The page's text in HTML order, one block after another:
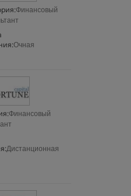
Финансовый
Очная
Финансовый
Дистанционная